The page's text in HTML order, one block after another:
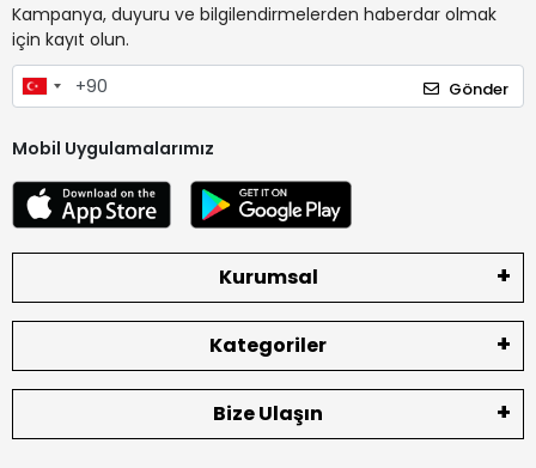
Kampanya, duyuru ve bilgilendirmelerden haberdar olmak
için kayıt olun.
Gönder
Mobil Uygulamalarımız
Kurumsal
Kategoriler
Bize Ulaşın